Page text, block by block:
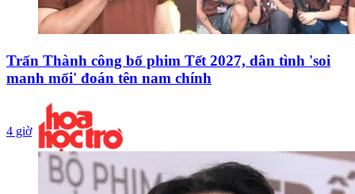
Trấn Thành công bố phim Tết 2027, dân tình 'soi
manh mối' đoán tên nam chính
4 giờ